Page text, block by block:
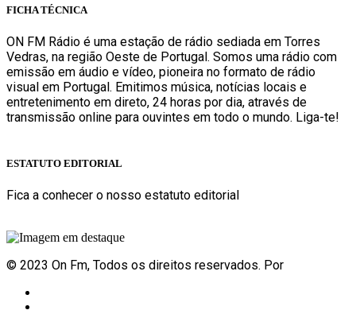
FICHA TÉCNICA
ON FM Rádio é uma estação de rádio sediada em Torres
Vedras, na região Oeste de Portugal. Somos uma rádio com
emissão em áudio e vídeo, pioneira no formato de rádio
visual em Portugal. Emitimos música, notícias locais e
entretenimento em direto, 24 horas por dia, através de
transmissão online para ouvintes em todo o mundo. Liga-te!
ESTATUTO EDITORIAL
Fica a conhecer o nosso estatuto editorial
© 2023 On Fm, Todos os direitos reservados. Por